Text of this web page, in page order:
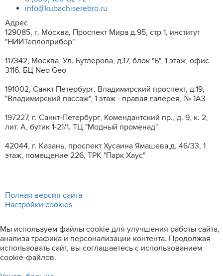
info@kubachiserebro.ru
Адрес
129085, г. Москва, Проспект Мира д.95, стр 1, институт
"НИИТеплоприбор"
117342, Москва, Ул. Бутлерова, д.17, блок "Б", 1 этаж, офис
3116. БЦ Neo Geo
191002, Санкт Петербург, Владимирский проспект, д.19,
"Владимирский пассаж", 1 этаж - правая галерея, № 1А3
197227, г. Санкт-Петербург, Комендантский пр., д. 9, к. 2,
лит. A, бутик 1-21/1. ТЦ "Модный променад"
42044, г. Казань, проспект Хусаина Ямашева,д. 46/33, 1
этаж, помещение 226, ТРК "Парк Хаус"
Полная версия сайта
Настройки cookies
Мы используем файлы cookie для улучшения работы сайта,
анализа трафика и персонализации контента. Продолжая
использовать сайт, вы соглашаетесь с использованием
cookie-файлов.